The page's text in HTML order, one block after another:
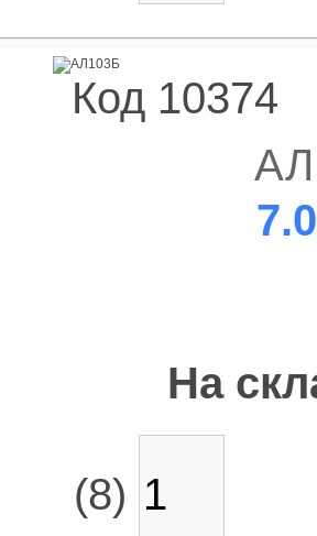
Код 10374
На
(8)